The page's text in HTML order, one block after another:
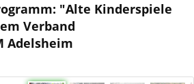
"Alte Kinderspiele
Verband
Adelsheim